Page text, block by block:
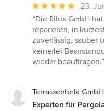
Durchschnittliche
Bewertung:
5
von
5
Sternen
23.
“Die Rilux GmbH
reparieren, in
zuverlässig, sauber
keinerlei
wieder beauftragen.”
Terrassenheld GmbH
Experten für